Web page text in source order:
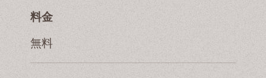
料金
無料